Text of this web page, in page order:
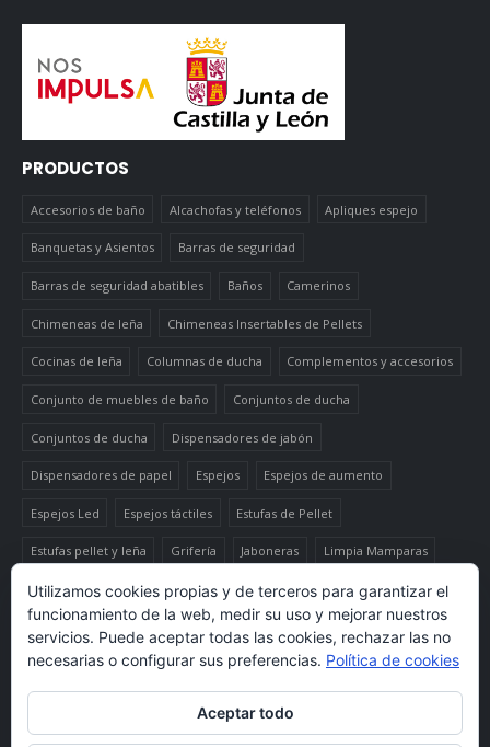
PRODUCTOS
Accesorios de baño Alcachofas y teléfonos Apliques espejo
Banquetas y Asientos Barras de seguridad
Barras de seguridad abatibles Baños Camerinos
Chimeneas de leña Chimeneas Insertables de Pellets
Cocinas de leña Columnas de ducha Complementos y accesorios
Conjunto de muebles de baño Conjuntos de ducha
Conjuntos de ducha Dispensadores de jabón
Dispensadores de papel Espejos Espejos de aumento
Espejos Led Espejos táctiles Estufas de Pellet
Estufas pellet y leña Grifería Jaboneras Limpia Mamparas
Luminaria Mueble auxiliar alto Muebles de baño Papeleras
Termo-productos de leña TermoChimeneas de Pellets
TermoEstufas de Pellets Toalleros eléctricos secatoallas
Utilizamos cookies propias y de terceros para garantizar el
funcionamiento de la web, medir su uso y mejorar nuestros
servicios. Puede aceptar todas las cookies, rechazar las no
necesarias o configurar sus preferencias. Política de cookies
Aceptar todo